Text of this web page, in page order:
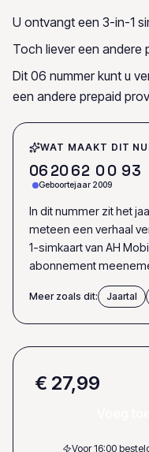
U ontvangt een 3-in-1
Toch liever een andere
Dit 06 nummer kunt u
een andere prepaid
WAT MAAKT DIT
06 2062 00 93
Geboortejaar 2009
In dit nummer zit het
meteen een verhaal
1-simkaart van AH
abonnement
Meer zoals dit: Jaartal
€ 27,99
Voor 16:00